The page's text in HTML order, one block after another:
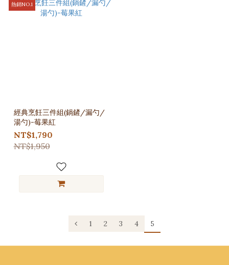
熱銷NO.1
經典烹飪三件組(鍋鏟/漏勺/
湯勺)-莓果紅
NT$1,790
NT$1,950
1 2 3 4 5